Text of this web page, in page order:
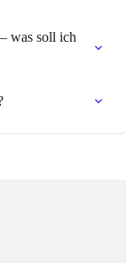
was soll ich